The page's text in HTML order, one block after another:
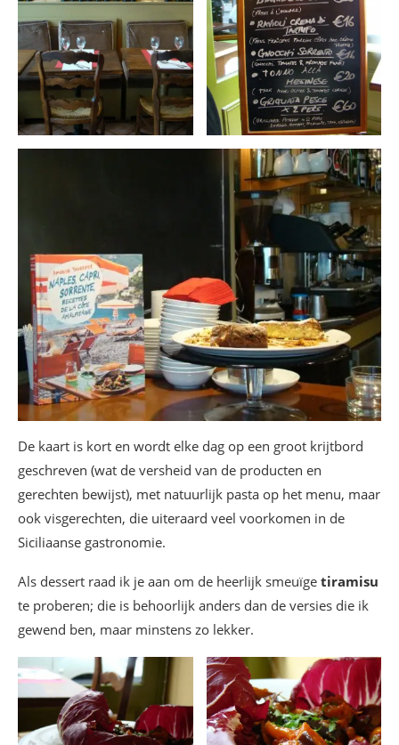
De kaart is kort en wordt elke dag op een groot krijtbord
geschreven (wat de versheid van de producten en
gerechten bewijst), met natuurlijk pasta op het menu, maar
ook visgerechten, die uiteraard veel voorkomen in de
Siciliaanse gastronomie.
Als dessert raad ik je aan om de heerlijk smeuïge tiramisu
te proberen; die is behoorlijk anders dan de versies die ik
gewend ben, maar minstens zo lekker.